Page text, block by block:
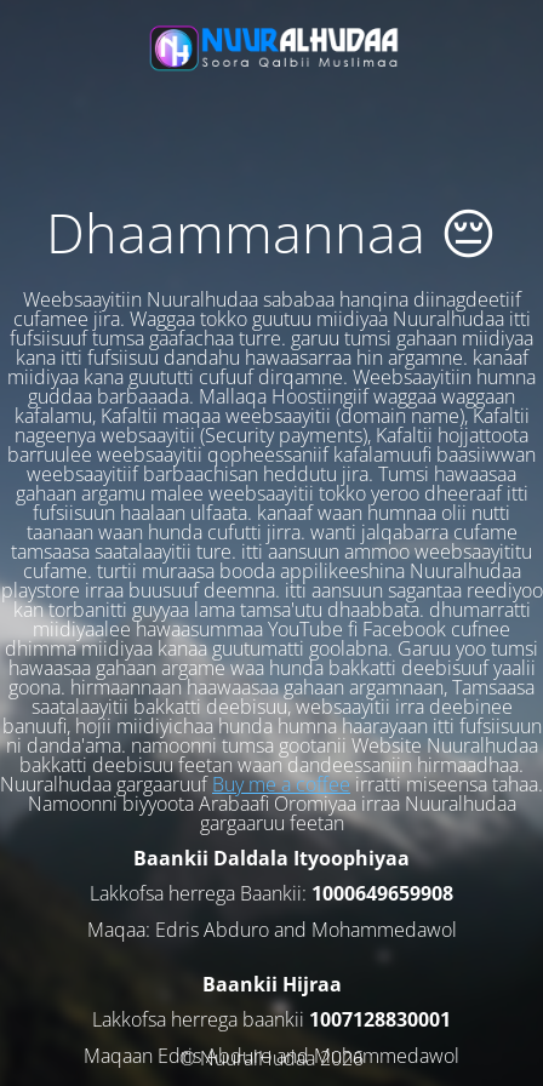
Dhaammannaa 😔
Weebsaayitiin Nuuralhudaa sababaa hanqina diinagdeetiif
cufamee jira. Waggaa tokko guutuu miidiyaa Nuuralhudaa itti
fufsiisuuf tumsa gaafachaa turre. garuu tumsi gahaan miidiyaa
kana itti fufsiisuu dandahu hawaasarraa hin argamne. kanaaf
miidiyaa kana guututti cufuuf dirqamne. Weebsaayitiin humna
guddaa barbaaada. Mallaqa Hoostiingiif waggaa waggaan
kafalamu, Kafaltii maqaa weebsaayitii (domain name), Kafaltii
nageenya websaayitii (Security payments), Kafaltii hojjattoota
barruulee weebsaayitii qopheessaniif kafalamuufi baasiiwwan
weebsaayitiif barbaachisan heddutu jira. Tumsi hawaasaa
gahaan argamu malee weebsaayitii tokko yeroo dheeraaf itti
fufsiisuun haalaan ulfaata. kanaaf waan humnaa olii nutti
taanaan waan hunda cufutti jirra. wanti jalqabarra cufame
tamsaasa saatalaayitii ture. itti aansuun ammoo weebsaayititu
cufame. turtii muraasa booda appilikeeshina Nuuralhudaa
playstore irraa buusuuf deemna. itti aansuun sagantaa reediyoo
kan torbanitti guyyaa lama tamsa'utu dhaabbata. dhumarratti
miidiyaalee hawaasummaa YouTube fi Facebook cufnee
dhimma miidiyaa kanaa guutumatti goolabna. Garuu yoo tumsi
hawaasaa gahaan argame waa hunda bakkatti deebisuuf yaalii
goona. hirmaannaan haawaasaa gahaan argamnaan, Tamsaasa
saatalaayitii bakkatti deebisuu, websaayitii irra deebinee
banuufi, hojii miidiyichaa hunda humna haarayaan itti fufsiisuun
ni danda'ama. namoonni tumsa gootanii Website Nuuralhudaa
bakkatti deebisuu feetan waan dandeessaniin hirmaadhaa.
Nuuralhudaa gargaaruufBuy me a coffeeirratti miseensa tahaa.
Namoonni biyyoota Arabaafi Oromiyaa irraa Nuuralhudaa
gargaaruu feetan
Baankii Daldala Ityoophiyaa
Lakkofsa herrega Baankii: 1000649659908
Maqaa: Edris Abduro and Mohammedawol
Baankii Hijraa
Lakkofsa herrega baankii 1007128830001
Maqaan Edris Abduro and Muhammedawol
© NuuralHudaa 2026